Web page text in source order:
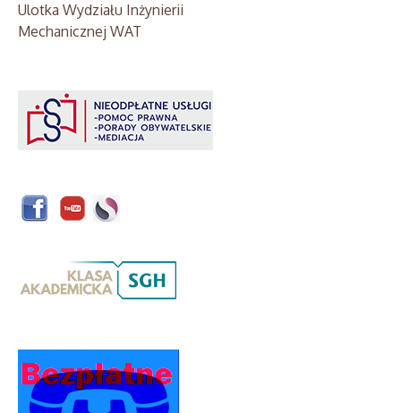
Ulotka Wydziału Inżynierii
Mechanicznej WAT